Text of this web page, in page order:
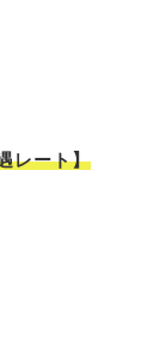
レート】